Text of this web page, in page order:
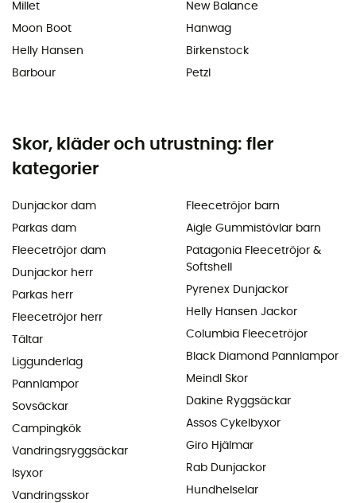
Millet
Moon Boot
Helly Hansen
Barbour
New Balance
Hanwag
Birkenstock
Petzl
Skor, kläder och utrustning: fler
kategorier
Dunjackor dam
Parkas dam
Fleecetröjor dam
Dunjackor herr
Parkas herr
Fleecetröjor herr
Tältar
Liggunderlag
Pannlampor
Sovsäckar
Campingkök
Vandringsryggsäckar
Isyxor
Vandringsskor
Fleecetröjor barn
Aigle Gummistövlar barn
Patagonia Fleecetröjor &
Softshell
Pyrenex Dunjackor
Helly Hansen Jackor
Columbia Fleecetröjor
Black Diamond Pannlampor
Meindl Skor
Dakine Ryggsäckar
Assos Cykelbyxor
Giro Hjälmar
Rab Dunjackor
Hundhelselar